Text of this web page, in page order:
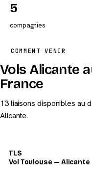
5
compagnies
COMMENT VENIR
Vols Alicante
France
13 liaisons disponibles au
Alicante.
TLS
Vol Toulouse — Alicante